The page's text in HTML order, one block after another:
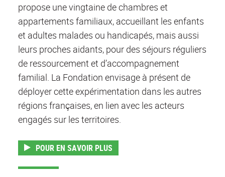
propose une vingtaine de chambres et
appartements familiaux, accueillant les enfants
et adultes malades ou handicapés, mais aussi
leurs proches aidants, pour des séjours réguliers
de ressourcement et d’accompagnement
familial. La Fondation envisage à présent de
déployer cette expérimentation dans les autres
régions françaises, en lien avec les acteurs
engagés sur les territoires.
POUR EN SAVOIR PLUS